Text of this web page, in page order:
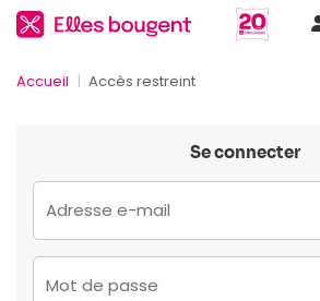
Accueil Accès restreint
Se connecter
Adresse e-mail
Mot de passe